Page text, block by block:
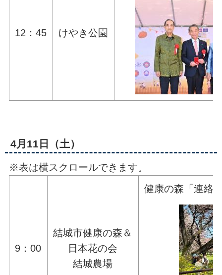
12：45 けやき公園
4月11日（土）
※表は横スクロールできます。
9：00
結城市健康の森＆
日本花の会
結城農場
健康の森「連絡